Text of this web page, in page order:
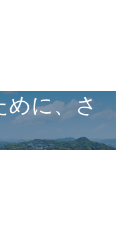
めに、さ